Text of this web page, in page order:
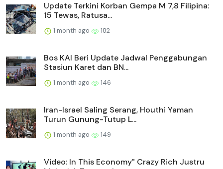
Update Terkini Korban Gempa M 7,8 Filipina:
15 Tewas, Ratusa...
1 month ago 182
Bos KAI Beri Update Jadwal Penggabungan
Stasiun Karet dan BN...
1 month ago 146
Iran-Israel Saling Serang, Houthi Yaman
Turun Gunung-Tutup L...
1 month ago 149
Video: In This Economy" Crazy Rich Justru